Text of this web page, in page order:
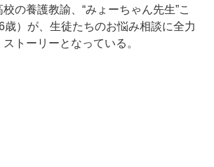
の養護教諭、“みょーちゃん先生”こ
歳）が、生徒たちのお悩み相談に全力
トーリーとなっている。